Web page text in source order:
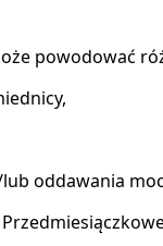
powodować
oddawania